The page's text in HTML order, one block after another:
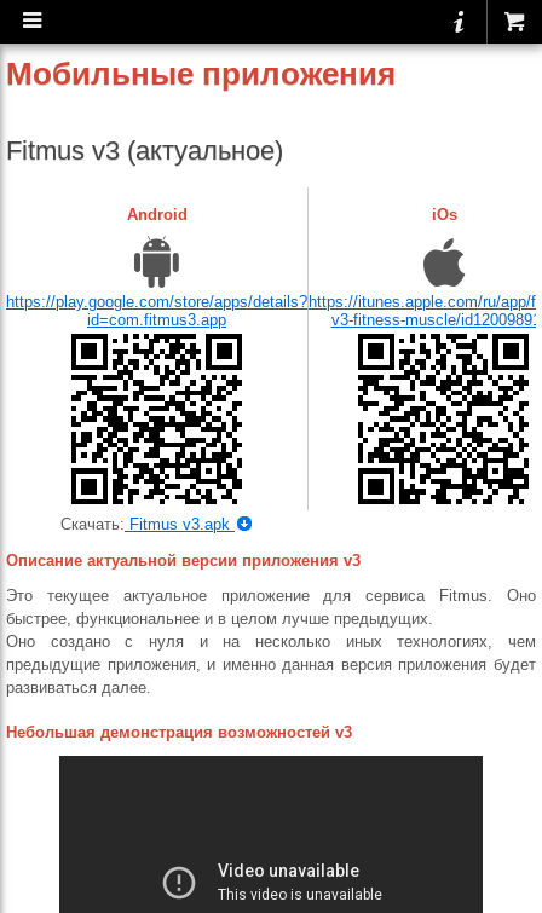
Мобильные приложения
Fitmus v3 (актуальное)
Android
https://play.google.com/store/apps/details?
id=com.fitmus3.app
iOs
https://itunes.apple.com/ru/app/
v3-fitness-muscle/
Скачать: Fitmus v3.apk
Описание актуальной версии приложения v3
Это текущее актуальное приложение для сервиса Fitmus. Оно
быстрее, функциональнее и в целом лучше предыдущих.
Оно создано с нуля и на несколько иных технологиях, чем
предыдущие приложения, и именно данная версия приложения будет
развиваться далее.
Небольшая демонстрация возможностей v3